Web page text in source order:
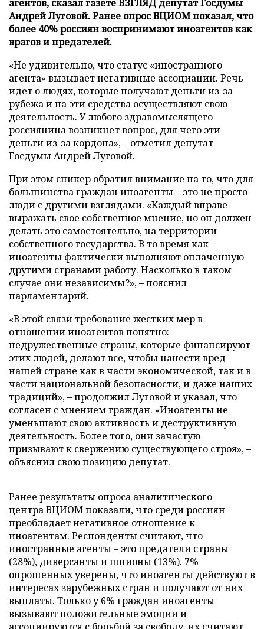
агентов, сказал газете ВЗГЛЯД депутат Госдумы
Андрей Луговой. Ранее опрос ВЦИОМ показал, что
более 40% россиян воспринимают иноагентов как
врагов и предателей.
«Не удивительно, что статус «иностранного
агента» вызывает негативные ассоциации. Речь
идет о людях, которые получают деньги из-за
рубежа и на эти средства осуществляют свою
деятельность. У любого здравомыслящего
россиянина возникнет вопрос, для чего эти
деньги из-за кордона», – отметил депутат
Госдумы Андрей Луговой.
При этом спикер обратил внимание на то, что для
большинства граждан иноагенты – это не просто
люди с другими взглядами. «Каждый вправе
выражать свое собственное мнение, но он должен
делать это самостоятельно, на территории
собственного государства. В то время как
иноагенты фактически выполняют оплаченную
другими странами работу. Насколько в таком
случае они независимы?», – пояснил
парламентарий.
«В этой связи требование жестких мер в
отношении иноагентов понятно:
недружественные страны, которые финансируют
этих людей, делают все, чтобы нанести вред
нашей стране как в части экономической, так и в
части национальной безопасности, и даже наших
традиций», – продолжил Луговой и указал, что
согласен с мнением граждан. «Иноагенты не
уменьшают свою активность и деструктивную
деятельность. Более того, они зачастую
призывают к свержению существующего строя», –
объяснил свою позицию депутат.
Ранее результаты опроса аналитического
центраВЦИОМпоказали, что среди россиян
преобладает негативное отношение к
иноагентам. Респонденты считают, что
иностранные агенты – это предатели страны
(28%), диверсанты и шпионы (13%). 7%
опрошенных уверены, что иноагенты действуют в
интересах зарубежных стран и получают от них
выплаты. Только у 6% граждан иноагенты
вызывают положительные эмоции и